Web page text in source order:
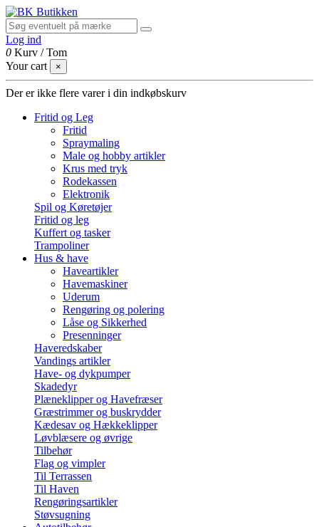
Log ind
0 Kurv /Tom
Your cart
×
Der er ikke flere varer i din indkøbskurv
Fritid og Leg
Fritid
Spraymaling
Male og hobby artikler
Krus med tryk
Rodekassen
Elektronik
Spil og Køretøjer
Fritid og leg
Kuffert og tasker
Trampoliner
Hus & have
Haveartikler
Havemaskiner
Uderum
Rengøring og polering
Låse og Sikkerhed
Presenninger
Haveredskaber
Vandings artikler
Have- og dykpumper
Skadedyr
Plæneklipper og Havefræser
Græstrimmer og buskrydder
Kædesav og Hækkeklipper
Løvblæsere og øvrige
Tilbehør
Flag og vimpler
Til Terrassen
Til Haven
Rengøringsartikler
Støvsugning